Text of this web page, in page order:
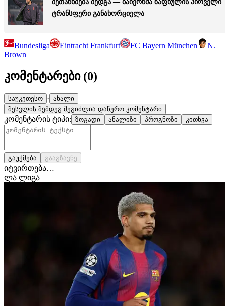
შეთანხმება შედგა — ბაიერნმა ზაფხულის პირველი
ტრანსფერი განახორციელა
Bundesliga Eintracht Frankfurt FC Bayern München
N.
Brown
კომენტარები (0)
საუკეთესო · ახალი
შესვლის შემდეგ შეგიძლია დაწერო კომენტარი
კომენტარის ტიპი: ზოგადი ანალიზი პროგნოზი კითხვა
გაუქმება გააგზავნე
იტვირთება…
ლა ლიგა